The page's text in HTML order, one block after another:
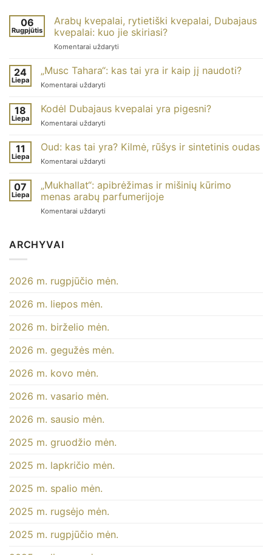
06
Rugpjūtis
Arabų kvepalai, rytietiški kvepalai, Dubajaus
kvepalai: kuo jie skiriasi?
Komentarai uždaryti
kvepalus,
rytietiškus
Dubajaus
skiriasi?
24
Liepa
„Musc Tahara“: kas tai yra ir kaip jį naudoti?
Komentarai uždaryti
Tahara“:
kas
ir
18
Liepa
Kodėl Dubajaus kvepalai yra pigesni?
Komentarai uždaryti
kodėl
Dubajaus
pigesni?
11
Liepa
Oud: kas tai yra? Kilmė, rūšys ir sintetinis oudas
Komentarai uždaryti
kas
tai
yra?
07
Liepa
„Mukhallat“: apibrėžimas ir mišinių kūrimo
menas arabų parfumerijoje
Komentarai uždaryti
parfumerijoje
ARCHYVAI
2026 m. rugpjūčio mėn.
2026 m. liepos mėn.
2026 m. birželio mėn.
2026 m. gegužės mėn.
2026 m. kovo mėn.
2026 m. vasario mėn.
2026 m. sausio mėn.
2025 m. gruodžio mėn.
2025 m. lapkričio mėn.
2025 m. spalio mėn.
2025 m. rugsėjo mėn.
2025 m. rugpjūčio mėn.